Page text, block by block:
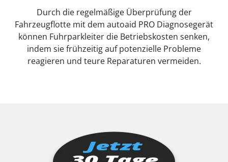
Durch die regelmäßige Überprüfung der
Fahrzeugflotte mit dem autoaid PRO Diagnosegerät
können Fuhrparkleiter die Betriebskosten senken,
indem sie frühzeitig auf potenzielle Probleme
reagieren und teure Reparaturen vermeiden.